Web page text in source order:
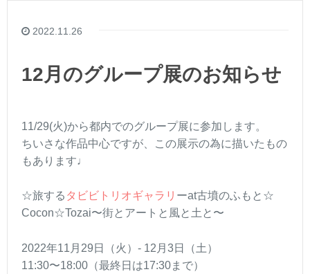
2022.11.26
12月のグループ展のお知らせ
11/29(火)から都内でのグループ展に参加します。
ちいさな作品中心ですが、この展示の為に描いたもの
もあります♩
☆旅する タビビトリオギャラリ ーat古墳のふもと☆
Cocon☆Tozai〜街とアートと風と土と〜
2022年11月29日（火）- 12月3日（土）
11:30〜18:00（最終日は17:30まで）